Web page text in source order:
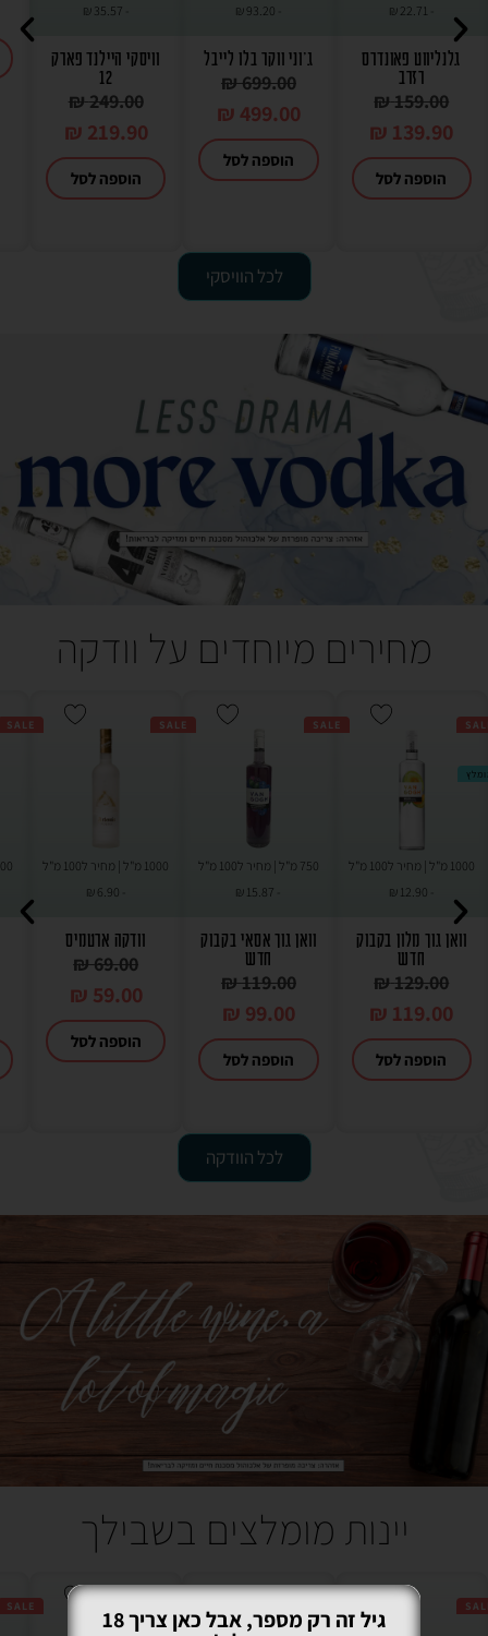
22.71
₪
גלנליווט פאונדרס
רזרב
159.00
₪
139.90
₪
הוספה לסל
93.20
₪
ג'וני ווקר בלו לייבל
699.00
₪
499.00
₪
הוספה לסל
35.57
₪
וויסקי היילנד פארק
12
249.00
₪
219.90
₪
הוספה לסל
לכל הוויסקי
מחירים מיוחדים על וודקה
1000 מ"ל | מחיר ל100 מ"ל
12.90
₪
וואן גוך מלון בקבוק
חדש
129.00
₪
119.00
₪
הוספה לסל
SALE
750 מ"ל | מחיר ל100 מ"ל
15.87
₪
וואן גוך אסאי בקבוק
חדש
119.00
₪
99.00
₪
הוספה לסל
SALE
1000 מ"ל | מחיר ל100 מ"ל
6.90
₪
וודקה ארטמיס
69.00
₪
59.00
₪
הוספה לסל
SALE
לכל הוודקה
יינות מומלצים בשבילך
SALE
גיל זה רק מספר, אבל כאן צריך 18